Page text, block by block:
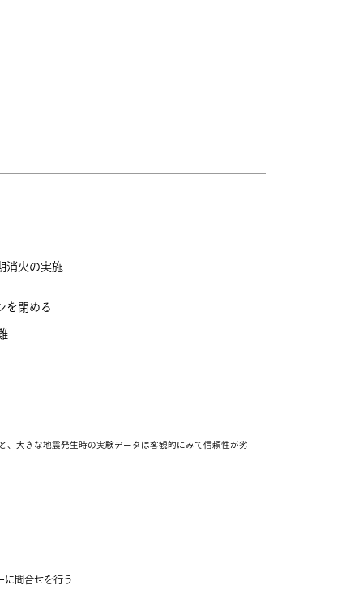
消火の実施
を閉める
、大きな地震発生時の実験データは客観的にみて信頼性が劣
問合せを行う